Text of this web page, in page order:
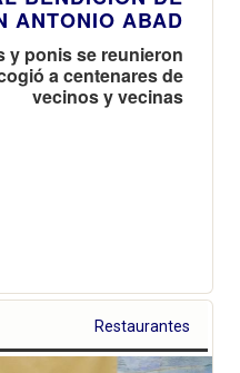
ANTONIO ABAD
y ponis se reunieron
a centenares de
vecinos y vecinas
Restaurantes